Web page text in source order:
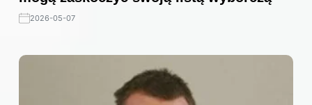
2026-05-07